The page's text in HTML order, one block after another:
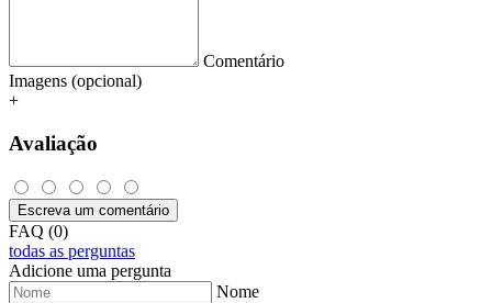
Comentário
Imagens (opcional)
+
Avaliação
Escreva um comentário
FAQ (0)
todas as perguntas
Adicione uma pergunta
Nome